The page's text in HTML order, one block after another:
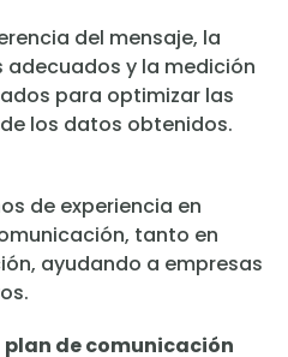
del mensaje, la
adecuados y la medición
para optimizar las
los datos obtenidos.
de experiencia en
tanto en
ayudando a empresas
plan de comunicación